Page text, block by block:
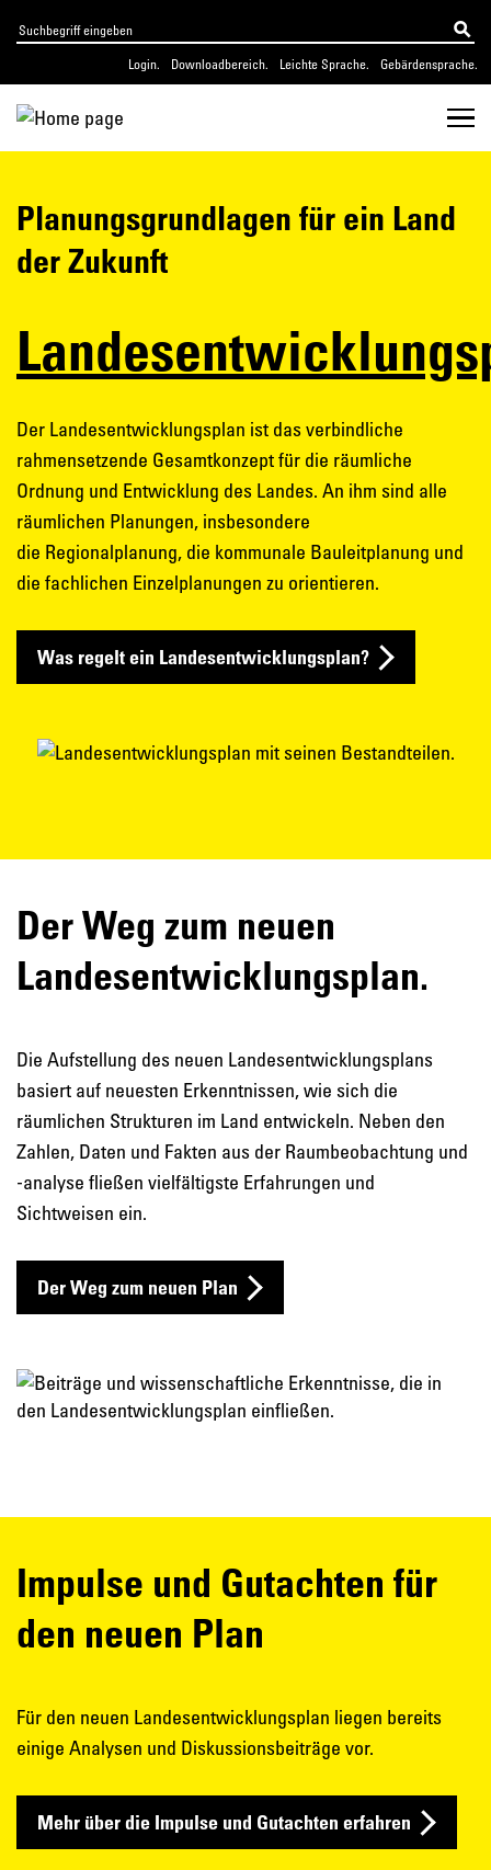
Login. Downloadbereich. Leichte Sprache. Gebärdensprache.
Planungsgrundlagen für ein Land
der Zukunft
Der Landesentwicklungsplan ist das verbindliche
rahmensetzende Gesamtkonzept für die räumliche
Ordnung und Entwicklung des Landes. An ihm sind alle
räumlichen Planungen, insbesondere
die Regionalplanung, die kommunale Bauleitplanung und
die fachlichen Einzelplanungen zu orientieren.
Was regelt ein Landesentwicklungsplan?
Der Weg zum neuen
Landesentwicklungsplan.
Die Aufstellung des neuen Landesentwicklungsplans
basiert auf neuesten Erkenntnissen, wie sich die
räumlichen Strukturen im Land entwickeln. Neben den
Zahlen, Daten und Fakten aus der Raumbeobachtung und
-analyse fließen vielfältigste Erfahrungen und
Sichtweisen ein.
Der Weg zum neuen Plan
Impulse und Gutachten für
den neuen Plan
Für den neuen Landesentwicklungsplan liegen bereits
einige Analysen und Diskussionsbeiträge vor.
Mehr über die Impulse und Gutachten erfahren